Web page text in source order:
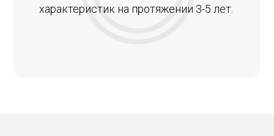
характеристик на протяжении 3-5 лет.